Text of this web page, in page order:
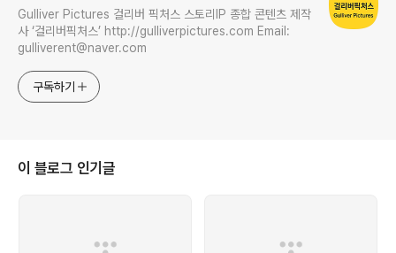
Gulliver Pictures 걸리버 픽처스 스토리IP 종합 콘텐츠 제작
사 ‘걸리버픽처스’ http://gulliverpictures.com Email:
gulliverent@naver.com
구독하기
이 블로그 인기글